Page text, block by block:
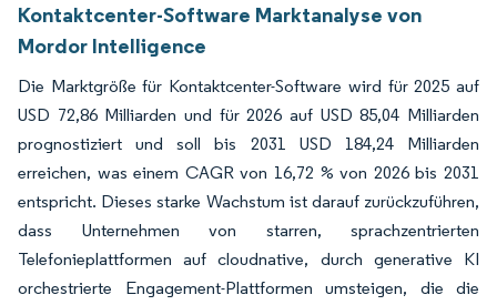
Kontaktcenter-Software Marktanalyse von
Mordor Intelligence
Die Marktgröße für Kontaktcenter-Software wird für 2025 auf
USD 72,86 Milliarden und für 2026 auf USD 85,04 Milliarden
prognostiziert und soll bis 2031 USD 184,24 Milliarden
erreichen, was einem CAGR von 16,72 % von 2026 bis 2031
entspricht. Dieses starke Wachstum ist darauf zurückzuführen,
dass Unternehmen von starren, sprachzentrierten
Telefonieplattformen auf cloudnative, durch generative KI
orchestrierte Engagement-Plattformen umsteigen, die die